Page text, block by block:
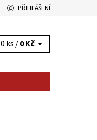
PŘIHLÁŠENÍ
0 ks /0 Kč